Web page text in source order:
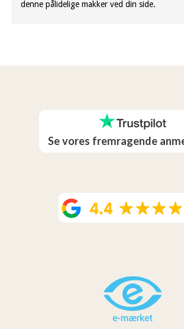
denne pålidelige makker ved din side.
Se vores fremragende